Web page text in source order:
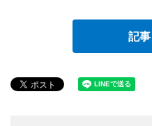
記